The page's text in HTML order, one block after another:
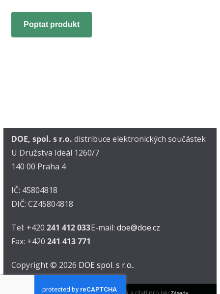
Poptat produkt
DOE, spol. s r.o. distribuce elektronických součástek
U Družstva Ideál 1260/7
140 00 Praha 4
IČ: 45804818
DIČ: CZ45804818
Tel: +420 241 412 033
Fax: +420 241 413 771
E-mail: doe@doe.cz
Copyright © 2026 DOE spol. s r.o..